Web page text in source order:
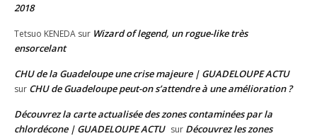
2018
Tetsuo KENEDA sur Wizard of legend, un rogue-like très
ensorcelant
CHU de la Guadeloupe une crise majeure | GUADELOUPE ACTU
sur CHU de Guadeloupe peut-on s’attendre à une amélioration ?
Découvrez la carte actualisée des zones contaminées par la
chlordécone | GUADELOUPE ACTU sur Découvrez les zones